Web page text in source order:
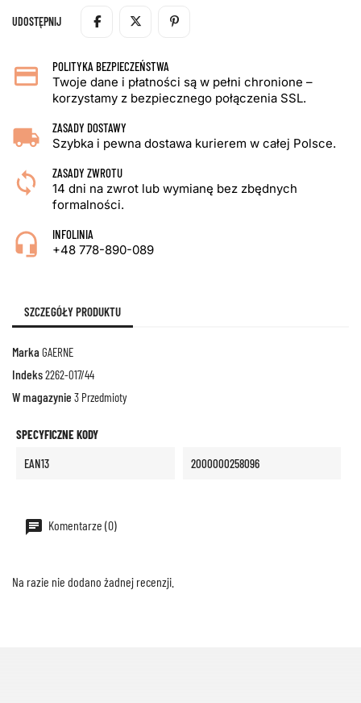
UDOSTĘPNIJ
POLITYKA BEZPIECZEŃSTWA
Twoje dane i płatności są w pełni chronione –
korzystamy z bezpiecznego połączenia SSL.
ZASADY DOSTAWY
Szybka i pewna dostawa kurierem w całej Polsce.
ZASADY ZWROTU
14 dni na zwrot lub wymianę bez zbędnych
formalności.
INFOLINIA
+48 778-890-089
SZCZEGÓŁY PRODUKTU
MarkaGAERNE
Indeks2262-017/44
W magazynie 3 Przedmioty
SPECYFICZNE KODY
EAN13
2000000258096
Komentarze (0)
Na razie nie dodano żadnej recenzji.